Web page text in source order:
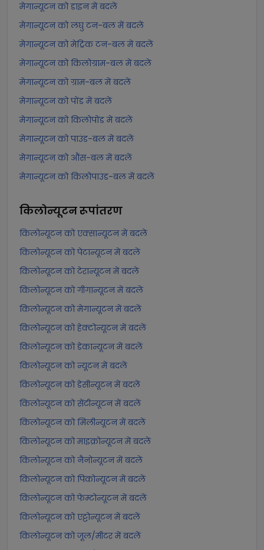
मेगान्यूटन को डाइन में बदलें
मेगान्यूटन को लघु टन-बल में बदलें
मेगान्यूटन को मेट्रिक टन-बल में बदलें
मेगान्यूटन को किलोग्राम-बल में बदलें
मेगान्यूटन को ग्राम-बल में बदलें
मेगान्यूटन को पोंड में बदलें
मेगान्यूटन को किलोपोंड में बदलें
मेगान्यूटन को पाउंड-बल में बदलें
मेगान्यूटन को औंस-बल में बदलें
मेगान्यूटन को किलोपाउंड-बल में बदलें
किलोन्यूटनरूपांतरण
किलोन्यूटन को एक्सान्यूटन में बदलें
किलोन्यूटन को पेटान्यूटन में बदलें
किलोन्यूटन को टेरान्यूटन में बदलें
किलोन्यूटन को गीगान्यूटन में बदलें
किलोन्यूटन को मेगान्यूटन में बदलें
किलोन्यूटन को हेक्टोन्यूटन में बदलें
किलोन्यूटन को डेकान्यूटन में बदलें
किलोन्यूटन को न्यूटन में बदलें
किलोन्यूटन को डेसीन्यूटन में बदलें
किलोन्यूटन को सेंटीन्यूटन में बदलें
किलोन्यूटन को मिलीन्यूटन में बदलें
किलोन्यूटन को माइक्रोन्यूटन में बदलें
किलोन्यूटन को नैनोन्यूटन में बदलें
किलोन्यूटन को पिकोन्यूटन में बदलें
किलोन्यूटन को फेम्टोन्यूटन में बदलें
किलोन्यूटन को एट्टोन्यूटन में बदलें
किलोन्यूटन को जूल/मीटर में बदलें